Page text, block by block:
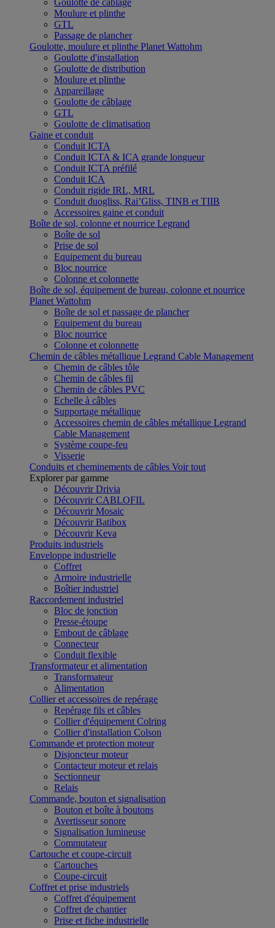
Goulotte de câblage
Moulure et plinthe
GTL
Passage de plancher
Goulotte, moulure et plinthe Planet Wattohm
Goulotte d'installation
Goulotte de distribution
Moulure et plinthe
Appareillage
Goulotte de câblage
GTL
Goulotte de climatisation
Gaine et conduit
Conduit ICTA
Conduit ICTA & ICA grande longueur
Conduit ICTA préfilé
Conduit ICA
Conduit rigide IRL, MRL
Conduit duogliss, Rai’Gliss, TINB et TIIB
Accessoires gaine et conduit
Boîte de sol, colonne et nourrice Legrand
Boîte de sol
Prise de sol
Equipement du bureau
Bloc nourrice
Colonne et colonnette
Boîte de sol, équipement de bureau, colonne et nourrice
Planet Wattohm
Boîte de sol et passage de plancher
Equipement du bureau
Bloc nourrice
Colonne et colonnette
Chemin de câbles métallique Legrand Cable Management
Chemin de câbles tôle
Chemin de câbles fil
Chemin de câbles PVC
Echelle à câbles
Supportage métallique
Accessoires chemin de câbles métallique Legrand
Cable Management
Système coupe-feu
Visserie
Conduits et cheminements de câbles Voir tout
Explorer par gamme
Découvrir Drivia
Découvrir CABLOFIL
Découvrir Mosaic
Découvrir Batibox
Découvrir Keva
Produits industriels
Enveloppe industrielle
Coffret
Armoire industrielle
Boîtier industriel
Raccordement industriel
Bloc de jonction
Presse-étoupe
Embout de câblage
Connecteur
Conduit flexible
Transformateur et alimentation
Transformateur
Alimentation
Collier et accessoires de repérage
Repérage fils et câbles
Collier d'équipement Colring
Collier d'installation Colson
Commande et protection moteur
Disjoncteur moteur
Contacteur moteur et relais
Sectionneur
Relais
Commande, bouton et signalisation
Bouton et boîte à boutons
Avertisseur sonore
Signalisation lumineuse
Commutateur
Cartouche et coupe-circuit
Cartouches
Coupe-circuit
Coffret et prise industriels
Coffret d'équipement
Coffret de chantier
Prise et fiche industrielle